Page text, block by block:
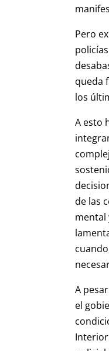
Pero
queda
los
A esto
de las
mental
A
el